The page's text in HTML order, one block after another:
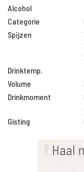
Alcohol
Categorie
Spijzen
Drinktemp.
Volume
Drinkmoment
Gisting